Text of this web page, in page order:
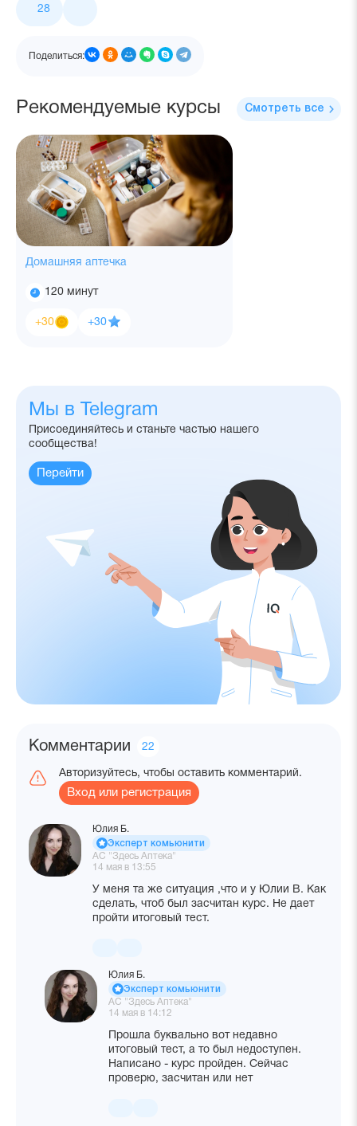
28
Поделиться:
Рекомендуемые курсы Смотреть все
Домашняя аптечка
Время
прохождения
120 минут
После
Айкьюшки:
+30 Опыт:
+30
Мы в Telegram
Присоединяйтесь и станьте частью нашего
сообщества!
Перейти
Комментарии
Количество
22
Авторизуйтесь, чтобы оставить комментарий.
Вход или регистрация
Юлия Б.
Эксперт комьюнити
АС "Здесь Аптека"
14 мая в 13:55
У меня та же ситуация ,что и у Юлии В. Как
сделать, чтоб был засчитан курс. Не дает
пройти итоговый тест.
Юлия Б.
Эксперт комьюнити
АС "Здесь Аптека"
14 мая в 14:12
Прошла буквально вот недавно
итоговый тест, а то был недоступен.
Написано - курс пройден. Сейчас
проверю, засчитан или нет